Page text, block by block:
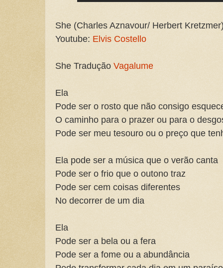
She (Charles Aznavour/ Herbert
Youtube: Elvis Costello
She Tradução Vagalume
Ela
Pode ser o rosto que não consigo
O caminho para o prazer ou para o
Pode ser meu tesouro ou o preço que
Ela pode ser a música que o verão canta
Pode ser o frio que o outono traz
Pode ser cem coisas diferentes
No decorrer de um dia
Ela
Pode ser a bela ou a fera
Pode ser a fome ou a abundância